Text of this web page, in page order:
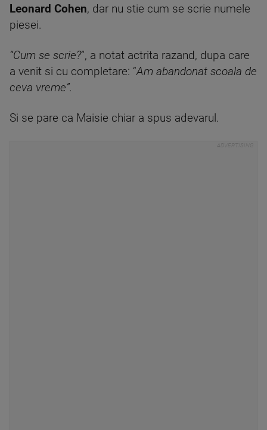
Leonard Cohen, dar nu stie cum se scrie numele
piesei.
“Cum se scrie?”, a notat actrita razand, dupa care
a venit si cu completare: “Am abandonat scoala de
ceva vreme”.
Si se pare ca Maisie chiar a spus adevarul.